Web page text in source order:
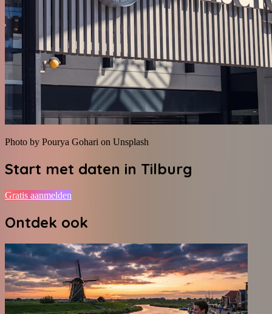
Photo by Pourya Gohari on Unsplash
Start met daten in Tilburg
Gratis aanmelden
Ontdek ook